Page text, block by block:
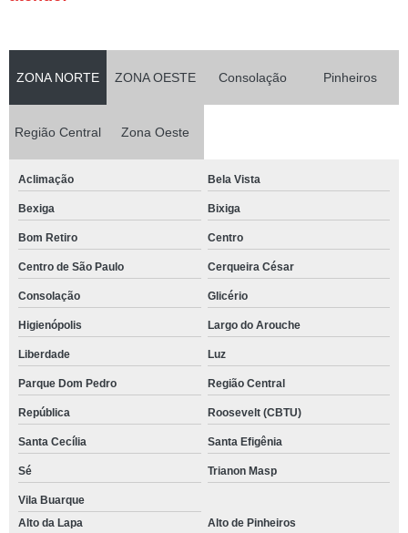
ZONA NORTE ZONA OESTE Consolação Pinheiros
Região Central Zona Oeste
Aclimação Bela Vista
Bexiga Bixiga
Bom Retiro Centro
Centro de São Paulo Cerqueira César
Consolação Glicério
Higienópolis Largo do Arouche
Liberdade Luz
Parque Dom Pedro Região Central
República Roosevelt (CBTU)
Santa Cecília Santa Efigênia
Sé Trianon Masp
Vila Buarque
Alto da Lapa
Alto de Pinheiros